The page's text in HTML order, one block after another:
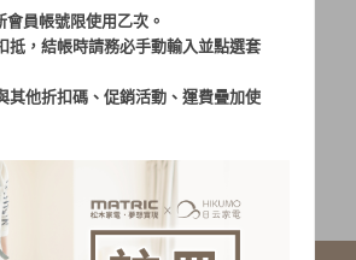
員帳號限使用乙次。
抵，結帳時請務必手動輸入並點選套
其他折扣碼、促銷活動、運費疊加使